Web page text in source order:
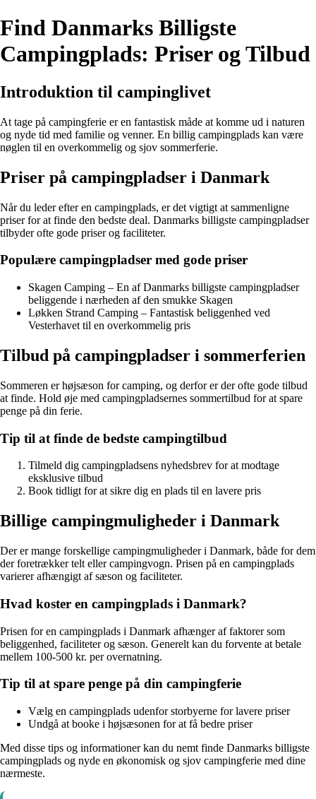
Find Danmarks Billigste
Campingplads: Priser og Tilbud
Introduktion til campinglivet
At tage på campingferie er en fantastisk måde at komme ud i naturen
og nyde tid med familie og venner. En billig campingplads kan være
nøglen til en overkommelig og sjov sommerferie.
Priser på campingpladser i Danmark
Når du leder efter en campingplads, er det vigtigt at sammenligne
priser for at finde den bedste deal. Danmarks billigste campingpladser
tilbyder ofte gode priser og faciliteter.
Populære campingpladser med gode priser
Skagen Camping – En af Danmarks billigste campingpladser
beliggende i nærheden af den smukke Skagen
Løkken Strand Camping – Fantastisk beliggenhed ved
Vesterhavet til en overkommelig pris
Tilbud på campingpladser i sommerferien
Sommeren er højsæson for camping, og derfor er der ofte gode tilbud
at finde. Hold øje med campingpladsernes sommertilbud for at spare
penge på din ferie.
Tip til at finde de bedste campingtilbud
Tilmeld dig campingpladsens nyhedsbrev for at modtage
eksklusive tilbud
Book tidligt for at sikre dig en plads til en lavere pris
Billige campingmuligheder i Danmark
Der er mange forskellige campingmuligheder i Danmark, både for dem
der foretrækker telt eller campingvogn. Prisen på en campingplads
varierer afhængigt af sæson og faciliteter.
Hvad koster en campingplads i Danmark?
Prisen for en campingplads i Danmark afhænger af faktorer som
beliggenhed, faciliteter og sæson. Generelt kan du forvente at betale
mellem 100-500 kr. per overnatning.
Tip til at spare penge på din campingferie
Vælg en campingplads udenfor storbyerne for lavere priser
Undgå at booke i højsæsonen for at få bedre priser
Med disse tips og informationer kan du nemt finde Danmarks billigste
campingplads og nyde en økonomisk og sjov campingferie med dine
nærmeste.